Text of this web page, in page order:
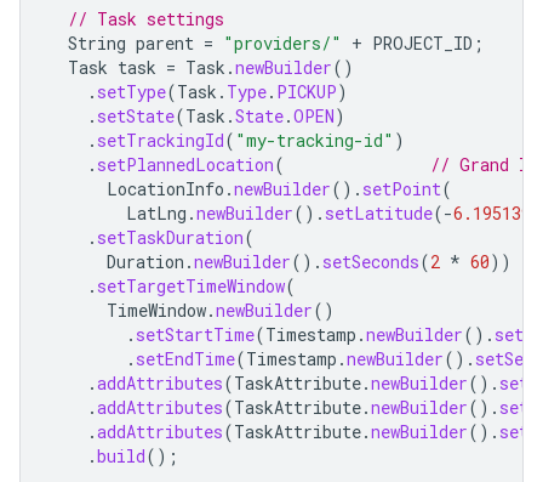
// Task settings
String parent = "providers/" + PROJECT_ID ;
Task task = Task .newBuilder()
. setType(Task . Type. PICKUP)
. setState(Task .State.OPEN)
. setTrackingId( "my-tracking-id" )
. setPlannedLocation(
// Grand
LocationInfo .newBuilder(). setPoint(
LatLng .newBuilder(). setLatitude(-6.195139
. setTaskDuration(
Duration .newBuilder(). setSeconds(2 * 60))
. setTargetTimeWindow(
TimeWindow.newBuilder()
. setStartTime(Timestamp .newBuilder().
. setEndTime(Timestamp .newBuilder().
.addAttributes(TaskAttribute.newBuilder().
.addAttributes(TaskAttribute.newBuilder().
.addAttributes(TaskAttribute.newBuilder().
.build();